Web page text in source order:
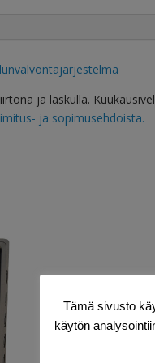
ja laskulla.
ja sopimusehdoista.
Tämä sivusto
käytön